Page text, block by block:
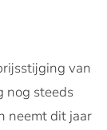
van
nog steeds
neemt dit jaar